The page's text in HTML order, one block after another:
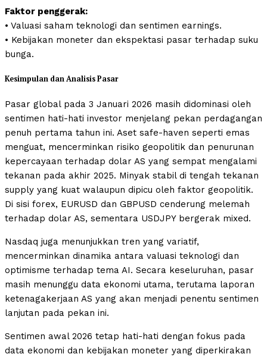
Faktor penggerak:
• Valuasi saham teknologi dan sentimen earnings.
• Kebijakan moneter dan ekspektasi pasar terhadap suku
bunga.
Kesimpulan dan Analisis Pasar
Pasar global pada 3 Januari 2026 masih didominasi oleh
sentimen hati-hati investor menjelang pekan perdagangan
penuh pertama tahun ini. Aset safe-haven seperti emas
menguat, mencerminkan risiko geopolitik dan penurunan
kepercayaan terhadap dolar AS yang sempat mengalami
tekanan pada akhir 2025. Minyak stabil di tengah tekanan
supply yang kuat walaupun dipicu oleh faktor geopolitik.
Di sisi forex, EURUSD dan GBPUSD cenderung melemah
terhadap dolar AS, sementara USDJPY bergerak mixed.
Nasdaq juga menunjukkan tren yang variatif,
mencerminkan dinamika antara valuasi teknologi dan
optimisme terhadap tema AI. Secara keseluruhan, pasar
masih menunggu data ekonomi utama, terutama laporan
ketenagakerjaan AS yang akan menjadi penentu sentimen
lanjutan pada pekan ini.
Sentimen awal 2026 tetap hati-hati dengan fokus pada
data ekonomi dan kebijakan moneter yang diperkirakan